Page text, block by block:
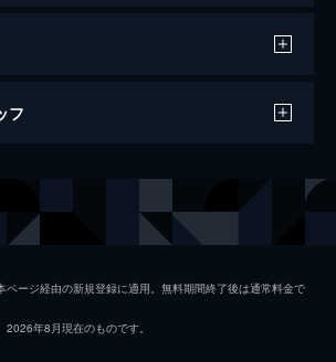
グ
フ
シーネ・ビュレ・ソーレンセン
ージ経由の新規登録に適用。無料期間終了後は通常料金で
年8月現在のものです。